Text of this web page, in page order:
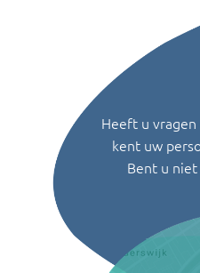
Heeft u
kent uw
Bent u